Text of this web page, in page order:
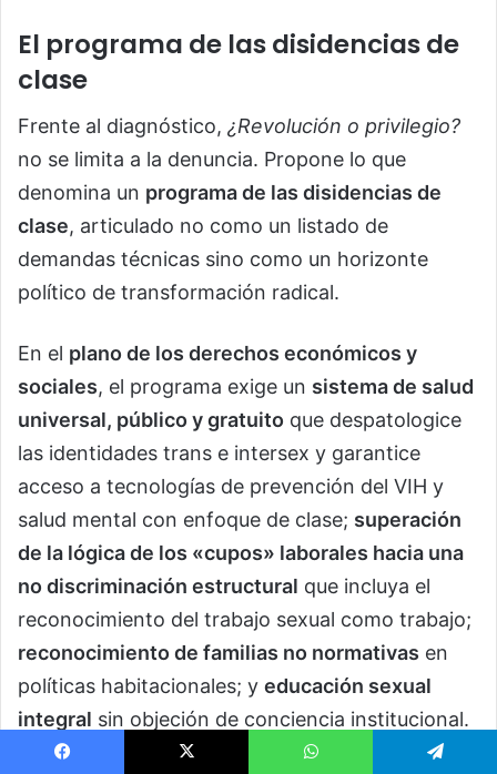
El programa de las disidencias de
clase
Frente al diagnóstico, ¿Revolución o privilegio?
no se limita a la denuncia. Propone lo que
denomina un programa de las disidencias de
clase, articulado no como un listado de
demandas técnicas sino como un horizonte
político de transformación radical.
En el plano de los derechos económicos y
sociales, el programa exige un sistema de salud
universal, público y gratuito que despatologice
las identidades trans e intersex y garantice
acceso a tecnologías de prevención del VIH y
salud mental con enfoque de clase; superación
de la lógica de los «cupos» laborales hacia una
no discriminación estructural que incluya el
reconocimiento del trabajo sexual como trabajo;
reconocimiento de familias no normativas en
políticas habitacionales; y educación sexual
integral sin objeción de conciencia institucional.